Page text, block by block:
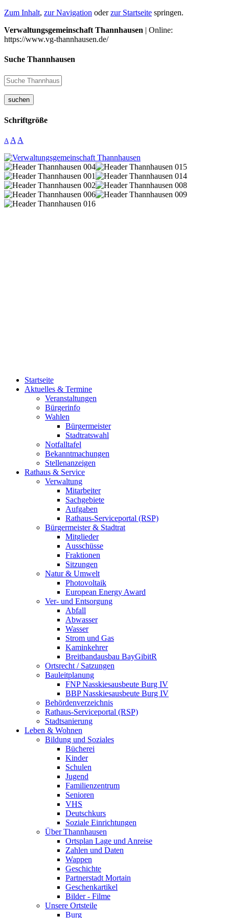
Zum Inhalt, zur Navigation oderzur Startseite springen.
Verwaltungsgemeinschaft Thannhausen | Online:
https://www.vg-thannhausen.de/
Suche Thannhausen
suchen
Schriftgröße
A A A
Startseite
Aktuelles & Termine
Veranstaltungen
Bürgerinfo
Wahlen
Bürgermeister
Stadtratswahl
Notfalltafel
Bekanntmachungen
Stellenanzeigen
Rathaus & Service
Verwaltung
Mitarbeiter
Sachgebiete
Aufgaben
Rathaus-Serviceportal (RSP)
Bürgermeister & Stadtrat
Mitglieder
Ausschüsse
Fraktionen
Sitzungen
Natur & Umwelt
Photovoltaik
European Energy Award
Ver- und Entsorgung
Abfall
Abwasser
Wasser
Strom und Gas
Kaminkehrer
Breitbandausbau BayGibitR
Ortsrecht / Satzungen
Bauleitplanung
FNP Nasskiesausbeute Burg IV
BBP Nasskiesausbeute Burg IV
Behördenverzeichnis
Rathaus-Serviceportal (RSP)
Stadtsanierung
Leben & Wohnen
Bildung und Soziales
Bücherei
Kinder
Schulen
Jugend
Familienzentrum
Senioren
VHS
Deutschkurs
Soziale Einrichtungen
Über Thannhausen
Ortsplan Lage und Anreise
Zahlen und Daten
Wappen
Geschichte
Partnerstadt Mortain
Geschenkartikel
Bilder - Filme
Unsere Ortsteile
Burg